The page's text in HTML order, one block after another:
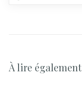
À lire également